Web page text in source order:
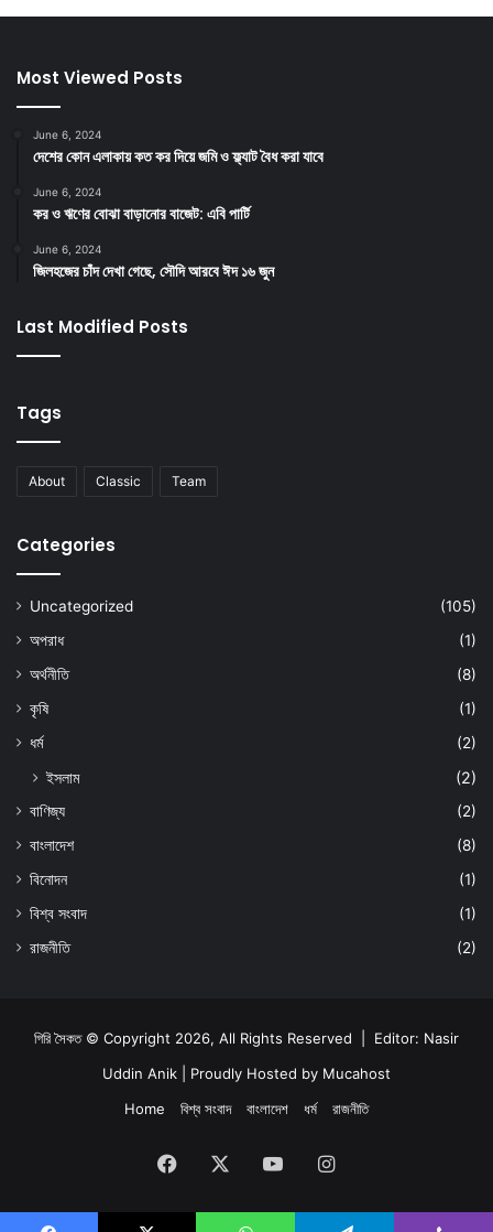
Most Viewed Posts
June 6, 2024
দেশের কোন এলাকায় কত কর দিয়ে জমি ও ফ্ল্যাট বৈধ করা যাবে
June 6, 2024
কর ও ঋণের বোঝা বাড়ানোর বাজেট: এবি পার্টি
June 6, 2024
জিলহজের চাঁদ দেখা গেছে, সৌদি আরবে ঈদ ১৬ জুন
Last Modified Posts
Tags
About Classic Team
Categories
Uncategorized
(105)
অপরাধ
(1)
অর্থনীতি
(8)
কৃষি
(1)
ধর্ম
(2)
ইসলাম (2)
বাণিজ্য
(2)
বাংলাদেশ
(8)
বিনোদন
(1)
বিশ্ব সংবাদ
(1)
রাজনীতি
(2)
গিরি সৈকত © Copyright 2026, All Rights Reserved | Editor: Nasir
Uddin Anik | Proudly Hosted by Mucahost
Home
বিশ্ব সংবাদ বাংলাদেশ ধর্ম রাজনীতি
Facebook YouTubeInstagram